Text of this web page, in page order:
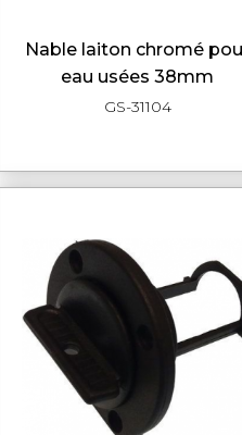
APERÇU RAPIDE
nable laiton chromé pour
eau usées 38mm
GS-31104